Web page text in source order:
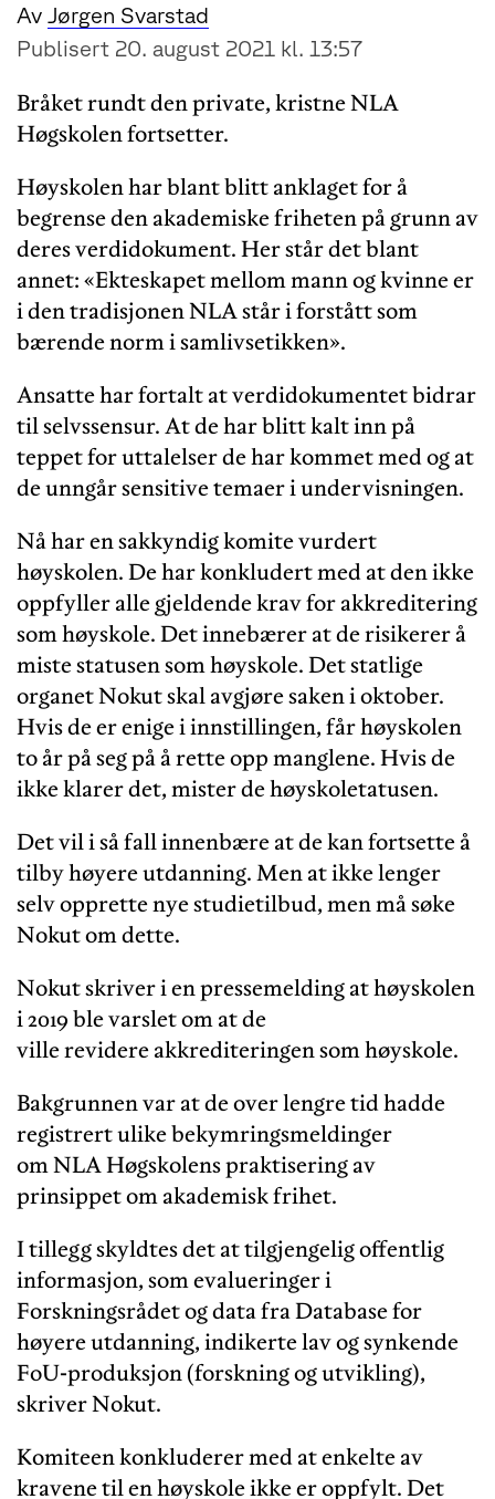
Av Jørgen Svarstad
Publisert 20. august 2021 kl. 13:57
Bråket rundt den private, kristne NLA
Høgskolen fortsetter.
Høyskolen har blant blitt anklaget for å
begrense den akademiske friheten på grunn av
deres verdidokument. Her står det blant
annet: «Ekteskapet mellom mann og kvinne er
i den tradisjonen NLA står i forstått som
bærende norm i samlivsetikken».
Ansatte har fortalt at verdidokumentet bidrar
til selvssensur. At de har blitt kalt inn på
teppet for uttalelser de har kommet med og at
de unngår sensitive temaer i undervisningen.
Nå har en sakkyndig komite vurdert
høyskolen. De har konkludert med at den ikke
oppfyller alle gjeldende krav for akkreditering
som høyskole. Det innebærer at de risikerer å
miste statusen som høyskole. Det statlige
organet Nokut skal avgjøre saken i oktober.
Hvis de er enige i innstillingen, får høyskolen
to år på seg på å rette opp manglene. Hvis de
ikke klarer det, mister de høyskoletatusen.
Det vil i så fall innenbære at de kan fortsette å
tilby høyere utdanning. Men at ikke lenger
selv opprette nye studietilbud, men må søke
Nokut om dette.
Nokut skriver i en pressemelding at høyskolen
i 2019 ble varslet om at de
ville revidere akkrediteringen som høyskole.
Bakgrunnen var at de over lengre tid hadde
registrert ulike bekymringsmeldinger
om NLA Høgskolens praktisering av
prinsippet om akademisk frihet.
I tillegg skyldtes det at tilgjengelig offentlig
informasjon, som evalueringer i
Forskningsrådet og data fra Database for
høyere utdanning, indikerte lav og synkende
FoU-produksjon (forskning og utvikling),
skriver Nokut.
Komiteen konkluderer med at enkelte av
kravene til en høyskole ikke er oppfylt. Det